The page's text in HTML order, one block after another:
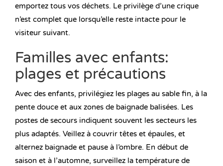
emportez tous vos déchets. Le privilège d’une crique
n’est complet que lorsqu’elle reste intacte pour le
visiteur suivant.
Familles avec enfants:
plages et précautions
Avec des enfants, privilégiez les plages au sable fin, à la
pente douce et aux zones de baignade balisées. Les
postes de secours indiquent souvent les secteurs les
plus adaptés. Veillez à couvrir têtes et épaules, et
alternez baignade et pause à l’ombre. En début de
saison et à l’automne, surveillez la température de